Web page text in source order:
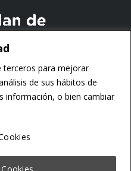
terceros para mejorar
de sus hábitos de
información, o bien cambiar